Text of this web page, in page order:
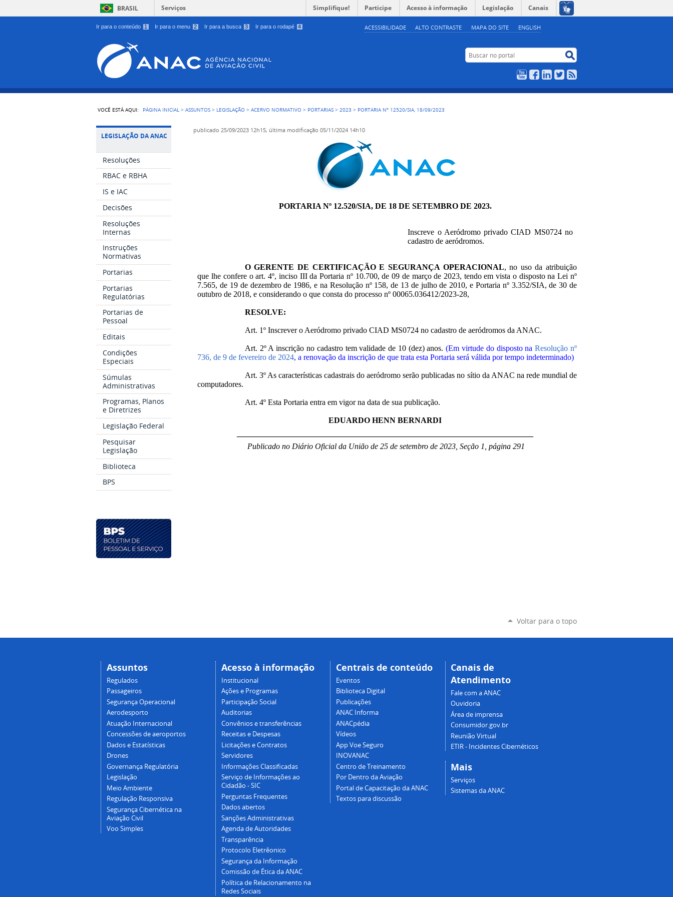
Ir para o conteúdo 1 Ir para o menu 2 Ir para a busca 3 Ir para o rodapé 4 ACESSIBILIDADE ALTO CONTRASTE MAPA DO SITE ENGLISH
BRASIL Serviços Simplifique! Participe Acesso à informação Legislação Canais
Buscar no portal
YouTubeFacebookLinkedIn
Twitter
VOCÊ ESTÁ AQUI: PÁGINA INICIAL >ASSUNTOS > LEGISLAÇÃO >ACERVO NORMATIVO > PORTARIAS >2023 > PORTARIA Nº 12520/SIA, 18/09/2023
LEGISLAÇÃO DA ANAC
Resoluções
RBAC e RBHA
IS e IAC
Decisões
Resoluções
Internas
Instruções
Normativas
Portarias
Portarias
Regulatórias
Portarias de
Pessoal
Editais
Condições
Especiais
Súmulas
Administrativas
Programas, Planos
e Diretrizes
Legislação Federal
Pesquisar
Legislação
Biblioteca
BPS
publicado 25/09/2023 12h15, última modificação 05/11/2024 14h10
PORTARIA Nº 12.520/SIA, DE 18 DE SETEMBRO DE 2023.
Inscreve o Aeródromo privado CIAD MS0724 no
cadastro de aeródromos.
O GERENTE DE CERTIFICAÇÃO E SEGURANÇA OPERACIONAL, no uso da atribuição
que lhe confere o art. 4º, inciso III da Portaria nº 10.700, de 09 de março de 2023, tendo em vista o disposto na Lei nº
7.565, de 19 de dezembro de 1986, e na Resolução nº 158, de 13 de julho de 2010, e Portaria nº 3.352/SIA, de 30 de
outubro de 2018, e considerando o que consta do processo nº 00065.036412/2023-28,
RESOLVE:
Art. 1º Inscrever o Aeródromo privado CIAD MS0724 no cadastro de aeródromos da ANAC.
Art. 2º A inscrição no cadastro tem validade de 10 (dez) anos.(Em virtude do disposto naResolução nº
736, de 9 de fevereiro de 2024, a renovação da inscrição de que trata esta Portaria será válida por tempo indeterminado)
Art. 3º As características cadastrais do aeródromo serão publicadas no sítio da ANAC na rede mundial de
computadores.
Art. 4º Esta Portaria entra em vigor na data de sua publicação.
EDUARDO HENN BERNARDI
Publicado no Diário Oficial da União de 25 de setembro de 2023, Seção 1, página 291
Voltar para o topo
Assuntos
Regulados
Passageiros
Segurança Operacional
Aerodesporto
Atuação Internacional
Concessões de aeroportos
Dados e Estatísticas
Drones
Governança Regulatória
Legislação
Meio Ambiente
Regulação Responsiva
Segurança Cibernética na
Aviação Civil
Voo Simples
Acesso à informação
Institucional
Ações e Programas
Participação Social
Auditorias
Convênios e transferências
Receitas e Despesas
Licitações e Contratos
Servidores
Informações Classificadas
Serviço de Informações ao
Cidadão - SIC
Perguntas Frequentes
Dados abertos
Sanções Administrativas
Agenda de Autoridades
Transparência
Protocolo Eletrêonico
Segurança da Informação
Comissão de Ética da ANAC
Política de Relacionamento na
Redes Sociais
Centrais de conteúdo
Eventos
Biblioteca Digital
Publicações
ANAC Informa
ANACpédia
Vídeos
App Voe Seguro
INOVANAC
Centro de Treinamento
Por Dentro da Aviação
Portal de Capacitação da ANAC
Textos para discussão
Canais de
Atendimento
Fale com a ANAC
Ouvidoria
Área de imprensa
Consumidor.gov.br
Reunião Virtual
ETIR - Incidentes Cibernéticos
Mais
Serviços
Sistemas da ANAC